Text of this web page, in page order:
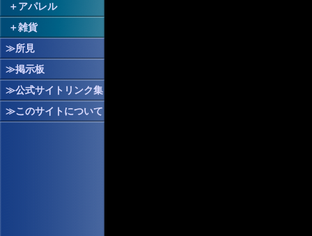
＋アパレル
＋雑貨
≫所見
≫掲示板
≫公式サイトリンク集
≫このサイトについて